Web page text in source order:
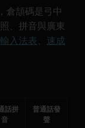
倉頡碼是弓中
、拼音與廣東
入法表、 速成
話拼
音
普通話發
聲